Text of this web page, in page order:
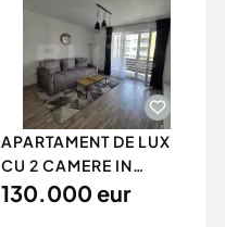
APARTAMENT DE LUX
CU 2 CAMERE IN
AVANGARDEN 3
130.000 eur